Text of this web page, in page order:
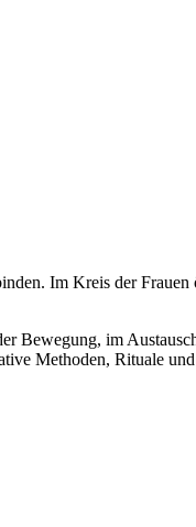
Im Kreis der
Bewegung, im
Methoden, Rituale